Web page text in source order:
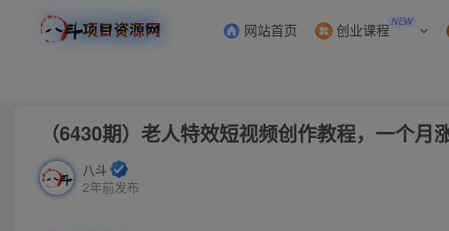
网站首页 创业课程 NEW
（6430期）老人特效短视频创作教程，一个
八斗
2年前发布